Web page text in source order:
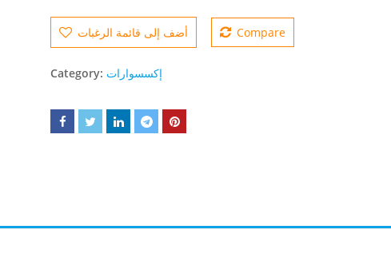
أضف إلى قائمة الرغبات Compare
Category: إكسسوارات